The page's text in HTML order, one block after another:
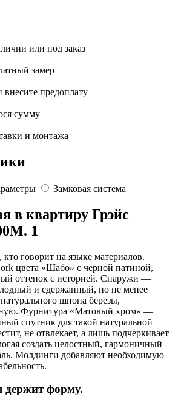
или под заказ
замер
внесите предоплату
сумму
и монтажа
Замковая система
в квартиру Грэйс
1
говорит на языке материалов.
цвета «Шабо» с черной патиной,
оттенок с историей. Снаружи —
и сдержанный, но не менее
шпона березы,
Фурнитура «Матовый хром» —
спутник для такой натуральной
не отвлекает, а лишь подчеркивает
создать целостный, гармоничный
Молдинги добавляют необходимую
держит форму.